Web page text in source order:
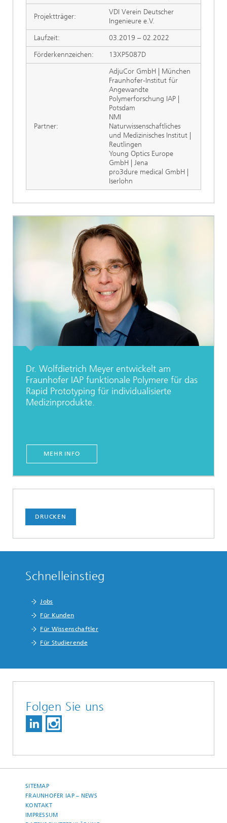
Projektträger:
VDI Verein Deutscher
Ingenieure e.V.
Laufzeit:
03.2019 – 02.2022
Förderkennzeichen:
13XP5087D
Partner:
AdjuCor GmbH | München
Fraunhofer-Institut für
Angewandte
Polymerforschung IAP |
Potsdam
NMI
Naturwissenschaftliches
und Medizinisches Institut |
Reutlingen
Young Optics Europe
GmbH | Jena
pro3dure medical GmbH |
Iserlohn
Dr. Wolfdietrich Meyer entwickelt am
Fraunhofer IAP funktionale Polymere für das
Rapid Prototyping für individualisierte
Medizinprodukte.
MEHR INFO
DRUCKEN
Schnelleinstieg
Jobs
Für Kunden
Für Wissenschaftler
Für Studierende
Folgen Sie uns
SITEMAP
FRAUNHOFER IAP – NEWS
KONTAKT
IMPRESSUM